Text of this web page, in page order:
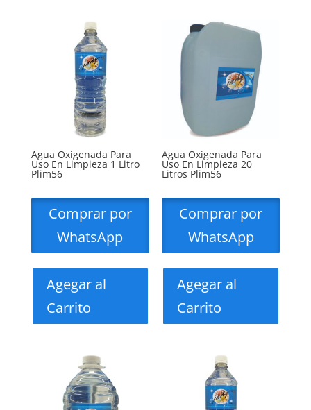
Agua Oxigenada Para
Uso En Limpieza 1 Litro
Plim56
Comprar por
WhatsApp
Agegar al
Carrito
Agua Oxigenada Para
Uso En Limpieza 20
Litros Plim56
Comprar por
WhatsApp
Agegar al
Carrito